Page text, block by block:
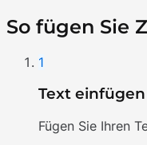
So fügen Sie
1
Text einfügen
Fügen Sie Ihren